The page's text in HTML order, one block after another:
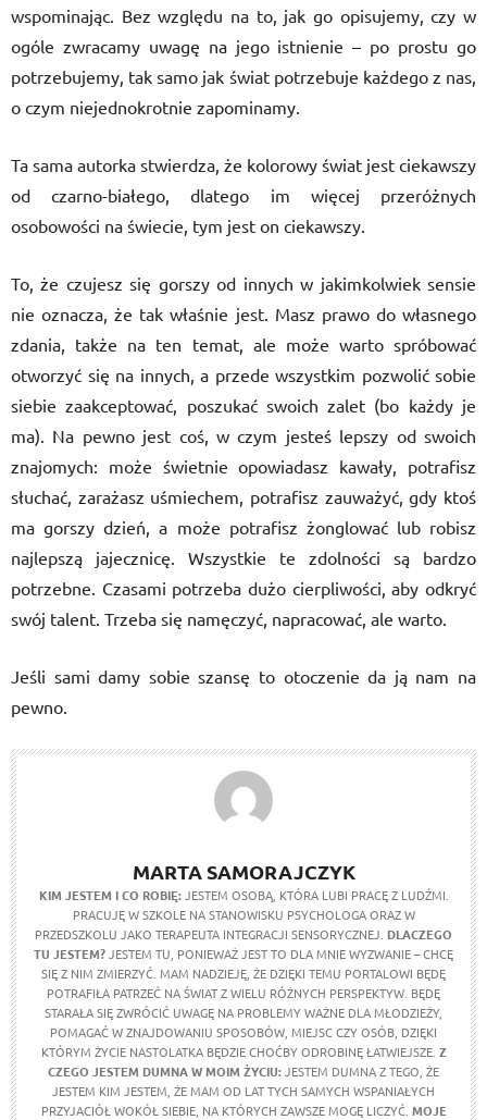
wspominając. Bez względu na to, jak go opisujemy, czy w
ogóle zwracamy uwagę na jego istnienie – po prostu go
potrzebujemy, tak samo jak świat potrzebuje każdego z nas,
o czym niejednokrotnie zapominamy.
Ta sama autorka stwierdza, że kolorowy świat jest ciekawszy
od czarno-białego, dlatego im więcej przeróżnych
osobowości na świecie, tym jest on ciekawszy.
To, że czujesz się gorszy od innych w jakimkolwiek sensie
nie oznacza, że tak właśnie jest. Masz prawo do własnego
zdania, także na ten temat, ale może warto spróbować
otworzyć się na innych, a przede wszystkim pozwolić sobie
siebie zaakceptować, poszukać swoich zalet (bo każdy je
ma). Na pewno jest coś, w czym jesteś lepszy od swoich
znajomych: może świetnie opowiadasz kawały, potrafisz
słuchać, zarażasz uśmiechem, potrafisz zauważyć, gdy ktoś
ma gorszy dzień, a może potrafisz żonglować lub robisz
najlepszą jajecznicę. Wszystkie te zdolności są bardzo
potrzebne. Czasami potrzeba dużo cierpliwości, aby odkryć
swój talent. Trzeba się namęczyć, napracować, ale warto.
Jeśli sami damy sobie szansę to otoczenie da ją nam na
pewno.
MARTA SAMORAJCZYK
KIM JESTEM I CO ROBIĘ:JESTEM OSOBĄ, KTÓRA LUBI PRACĘ Z LUDŹMI.
PRACUJĘ W SZKOLE NA STANOWISKU PSYCHOLOGA ORAZ W
PRZEDSZKOLU JAKO TERAPEUTA INTEGRACJI SENSORYCZNEJ. DLACZEGO
TU JESTEM?JESTEM TU, PONIEWAŻ JEST TO DLA MNIE WYZWANIE – CHCĘ
SIĘ Z NIM ZMIERZYĆ. MAM NADZIEJĘ, ŻE DZIĘKI TEMU PORTALOWI BĘDĘ
POTRAFIŁA PATRZEĆ NA ŚWIAT Z WIELU RÓŻNYCH PERSPEKTYW. BĘDĘ
STARAŁA SIĘ ZWRÓCIĆ UWAGĘ NA PROBLEMY WAŻNE DLA MŁODZIEŻY,
POMAGAĆ W ZNAJDOWANIU SPOSOBÓW, MIEJSC CZY OSÓB, DZIĘKI
KTÓRYM ŻYCIE NASTOLATKA BĘDZIE CHOĆBY ODROBINĘ ŁATWIEJSZE. Z
CZEGO JESTEM DUMNA W MOIM ŻYCIU:JESTEM DUMNA Z TEGO, ŻE
JESTEM KIM JESTEM, ŻE MAM OD LAT TYCH SAMYCH WSPANIAŁYCH
PRZYJACIÓŁ WOKÓŁ SIEBIE, NA KTÓRYCH ZAWSZE MOGĘ LICZYĆ. MOJE